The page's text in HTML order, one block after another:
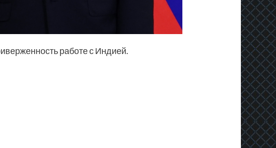
работе с Индией.